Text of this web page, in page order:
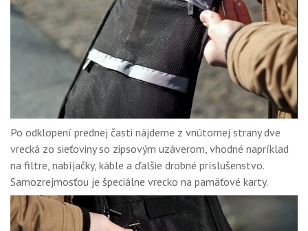
Po odklopení prednej časti nájdeme z vnútornej strany dve
vrecká zo sieťoviny so zipsovým uzáverom, vhodné napríklad
na filtre, nabíjačky, káble a ďalšie drobné príslušenstvo.
Samozrejmosťou je špeciálne vrecko na pamäťové karty.